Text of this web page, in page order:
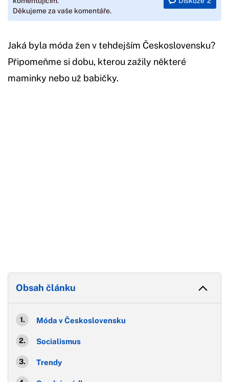
Děkujeme za vaše komentáře.
Jaká byla móda žen v tehdejším Československu?
Připomeňme si dobu, kterou zažily některé
maminky nebo už babičky.
Obsah článku
Móda v Československu
Socialismus
Trendy